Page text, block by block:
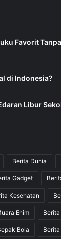
Favorit
di Indonesia?
Libur
Berita Dunia
Gadget
Kesehatan
Enim
Bola